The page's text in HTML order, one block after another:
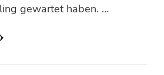
gewartet haben. …